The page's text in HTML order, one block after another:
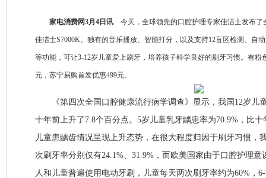
家电消费网3月4日讯 今天，全球领先的口腔护理专家佳洁士发布
佳洁士S7000K。独有的音乐播放、智能打分，以及支持12盲区检测、自
等功能，可让3-12岁儿童爱上刷牙，培养孩子科学良好的刷牙习惯。有粉
元，苏宁易购首发优惠499元。
《第四次全国口腔健康流行病学调查》显示，我国12岁儿
十年前上升了7.8个百分点。5岁儿童乳牙龋患率为70.9%，比
儿童患龋齿情况呈现上升态势，在很大程度归因于刷牙习惯，
次刷牙率分别仅有24.1%、31.9%，而欧美国家由于口腔护理
人和儿童普遍使用电动牙刷，儿童每天两次刷牙率约为60%，